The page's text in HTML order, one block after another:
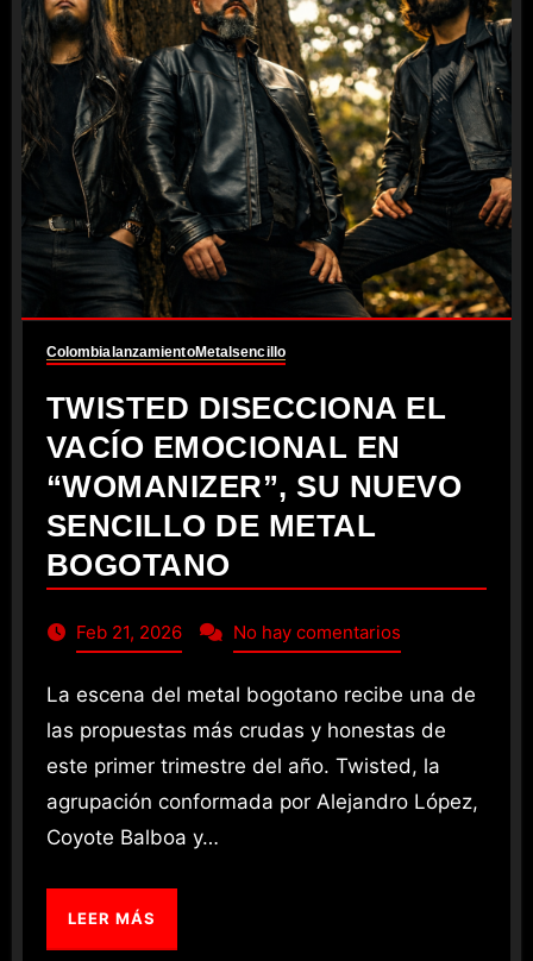
Colombia lanzamientoMetalsencillo
TWISTED DISECCIONA EL
VACÍO EMOCIONAL EN
“WOMANIZER”, SU NUEVO
SENCILLO DE METAL
BOGOTANO
Feb 21, 2026 No hay comentarios
La escena del metal bogotano recibe una de
las propuestas más crudas y honestas de
este primer trimestre del año. Twisted, la
agrupación conformada por Alejandro López,
Coyote Balboa y…
LEER MÁS